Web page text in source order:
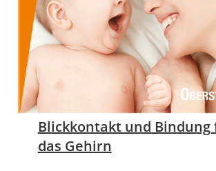
Blickkontakt und Bindung
das Gehirn